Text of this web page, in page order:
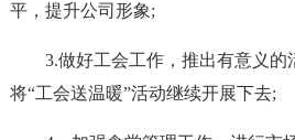
平，提升公司形象;
3.做好工会工作，推出有意义
将“工会送温暖”活动继续开展下去;